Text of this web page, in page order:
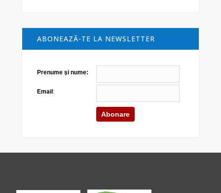
ABONEAZĂ-TE LA NEWSLETTER
Prenume şi nume:
Email :